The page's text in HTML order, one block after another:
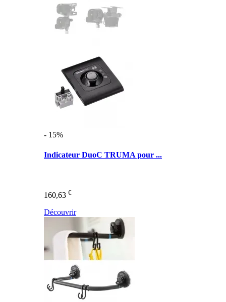
- 15%
Indicateur DuoC TRUMA pour ...
160,63 €
Découvrir